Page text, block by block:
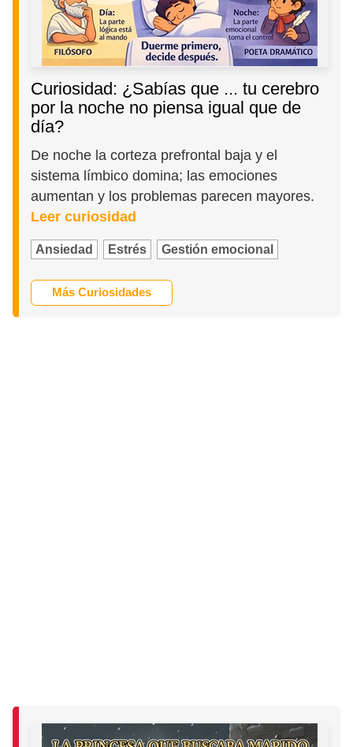
Curiosidad: ¿Sabías que ... tu cerebro
por la noche no piensa igual que de
día?
De noche la corteza prefrontal baja y el
sistema límbico domina; las emociones
aumentan y los problemas parecen mayores.
Leer curiosidad
Ansiedad Estrés Gestión emocional
Más Curiosidades